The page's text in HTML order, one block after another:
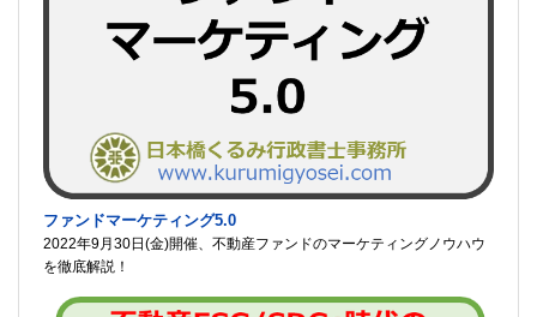
ファンドマーケティング5.0
2022年9月30日(金)開催、不動産ファンドのマーケティングノウハウ
を徹底解説！